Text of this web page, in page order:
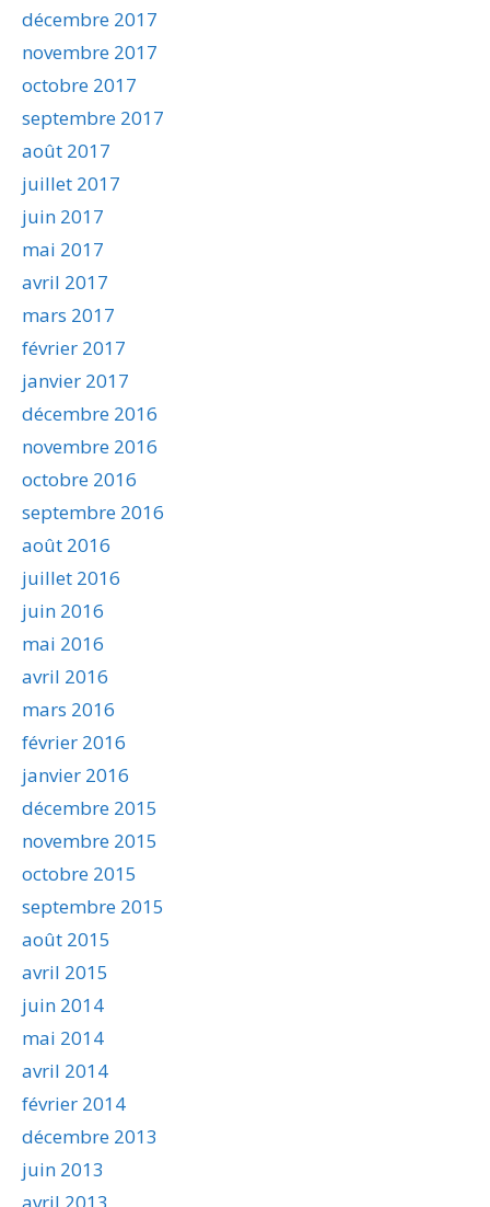
décembre 2017
novembre 2017
octobre 2017
septembre 2017
août 2017
juillet 2017
juin 2017
mai 2017
avril 2017
mars 2017
février 2017
janvier 2017
décembre 2016
novembre 2016
octobre 2016
septembre 2016
août 2016
juillet 2016
juin 2016
mai 2016
avril 2016
mars 2016
février 2016
janvier 2016
décembre 2015
novembre 2015
octobre 2015
septembre 2015
août 2015
avril 2015
juin 2014
mai 2014
avril 2014
février 2014
décembre 2013
juin 2013
avril 2013